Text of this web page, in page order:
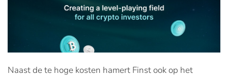
Naast de te hoge kosten hamert Finst ook op het